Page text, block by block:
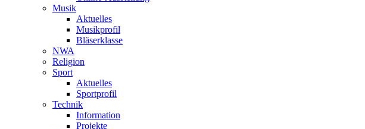
Musik
Aktuelles
Musikprofil
Bläserklasse
NWA
Religion
Sport
Aktuelles
Sportprofil
Technik
Information
Projekte